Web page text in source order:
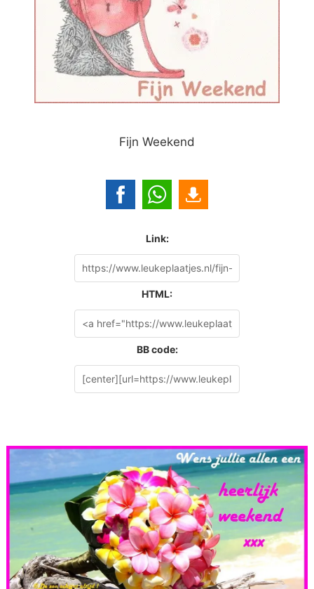
Fijn Weekend
Link:
HTML:
BB code: